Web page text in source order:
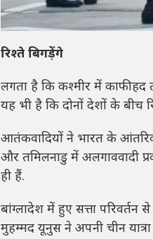
रिश्ते बिगड़ेंगे
लगता है कि कश्मीर में काफी
यह भी है कि दोनों देशों के बीच
आतंकवादियों ने भारत के
और तमिलनाडु में अलगाववादी
ही हैं.
बांग्लादेश में हुए सत्ता
मुहम्मद यूनुस ने अपनी चीन